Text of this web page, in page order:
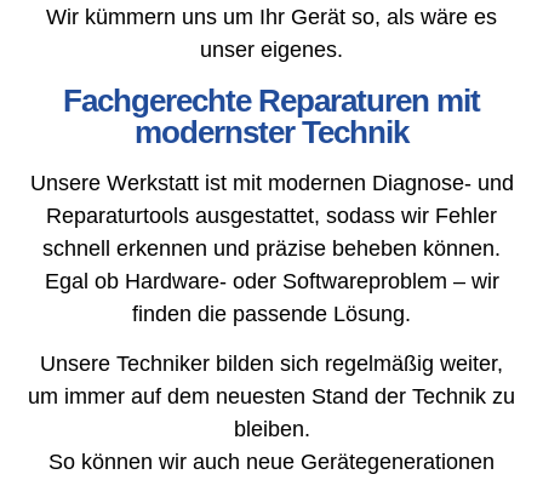
Wir kümmern uns um Ihr Gerät so, als wäre es
unser eigenes.
Fachgerechte Reparaturen mit
modernster Technik
Unsere Werkstatt ist mit modernen Diagnose- und
Reparaturtools ausgestattet, sodass wir Fehler
schnell erkennen und präzise beheben können.
Egal ob Hardware- oder Softwareproblem – wir
finden die passende Lösung.
Unsere Techniker bilden sich regelmäßig weiter,
um immer auf dem neuesten Stand der Technik zu
bleiben.
So können wir auch neue Gerätegenerationen